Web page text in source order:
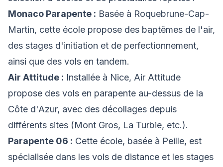
Monaco Parapente : Basée à Roquebrune-Cap-
Martin, cette école propose des baptêmes de l'air,
des stages d'initiation et de perfectionnement,
ainsi que des vols en tandem.
Air Attitude : Installée à Nice, Air Attitude
propose des vols en parapente au-dessus de la
Côte d'Azur, avec des décollages depuis
différents sites (Mont Gros, La Turbie, etc.).
Parapente 06 : Cette école, basée à Peille, est
spécialisée dans les vols de distance et les stages